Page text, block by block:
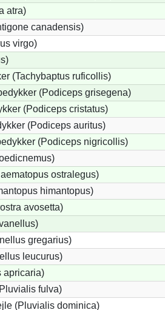
atra)
canadensis)
virgo)
(Tachybaptus ruficollis)
(Podiceps grisegena)
(Podiceps cristatus)
(Podiceps auritus)
(Podiceps nigricollis)
ostralegus)
himantopus)
avosetta)
gregarius)
leucurus)
apricaria)
fulva)
(Pluvialis dominica)